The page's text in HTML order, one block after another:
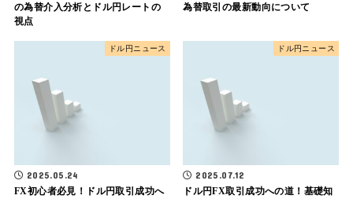
の為替介入分析とドル円レートの
視点
為替取引の最新動向について
ドル円ニュース
2025.05.24
FX初心者必見！ドル円取引成功へ
ドル円ニュース
2025.07.12
ドル円FX取引成功への道！基礎知